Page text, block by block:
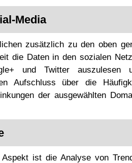
Media
zusätzlich zu den oben
die Daten in den sozialen
und Twitter auszulesen
Aufschluss über die
der ausgewählten
ist die Analyse von